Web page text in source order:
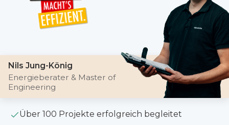
Nils Jung-König
Energieberater & Master of
Engineering
Über 100 Projekte erfolgreich begleitet